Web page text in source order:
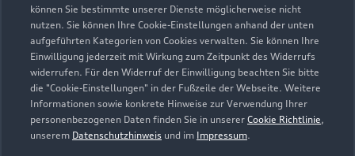
können Sie bestimmte unserer Dienste möglicherweise nicht
nutzen. Sie können Ihre Cookie-Einstellungen anhand der unten
aufgeführten Kategorien von Cookies verwalten. Sie können Ihre
Einwilligung jederzeit mit Wirkung zum Zeitpunkt des Widerrufs
widerrufen. Für den Widerruf der Einwilligung beachten Sie bitte
die "Cookie-Einstellungen" in der Fußzeile der Webseite. Weitere
Informationen sowie konkrete Hinweise zur Verwendung Ihrer
personenbezogenen Daten finden Sie in unserer Cookie Richtlinie,
unserem Datenschutzhinweis und im Impressum.
Öffnungszeiten
Verkauf
Geschlossen,öffnet amMontag 08:00